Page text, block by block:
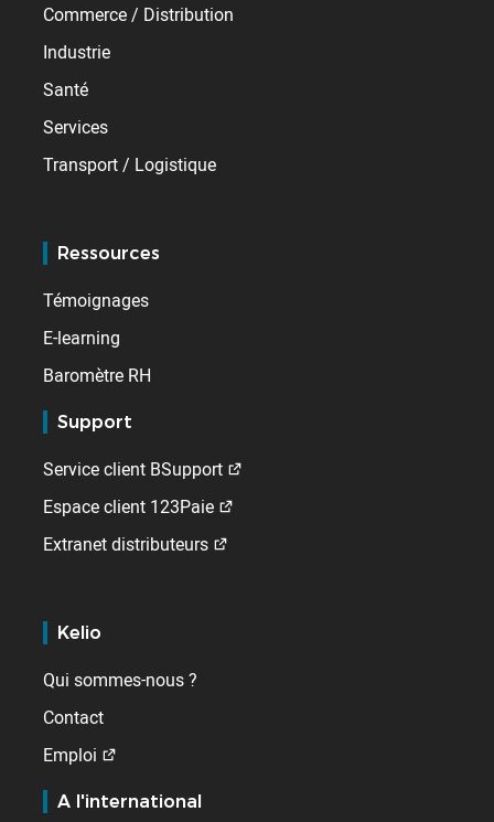
Commerce / Distribution
Industrie
Santé
Services
Transport / Logistique
Ressources
Témoignages
E-learning
Baromètre RH
Support
Service client BSupport
Espace client 123Paie
Extranet distributeurs
Kelio
Qui sommes-nous ?
Contact
Emploi
A l'international